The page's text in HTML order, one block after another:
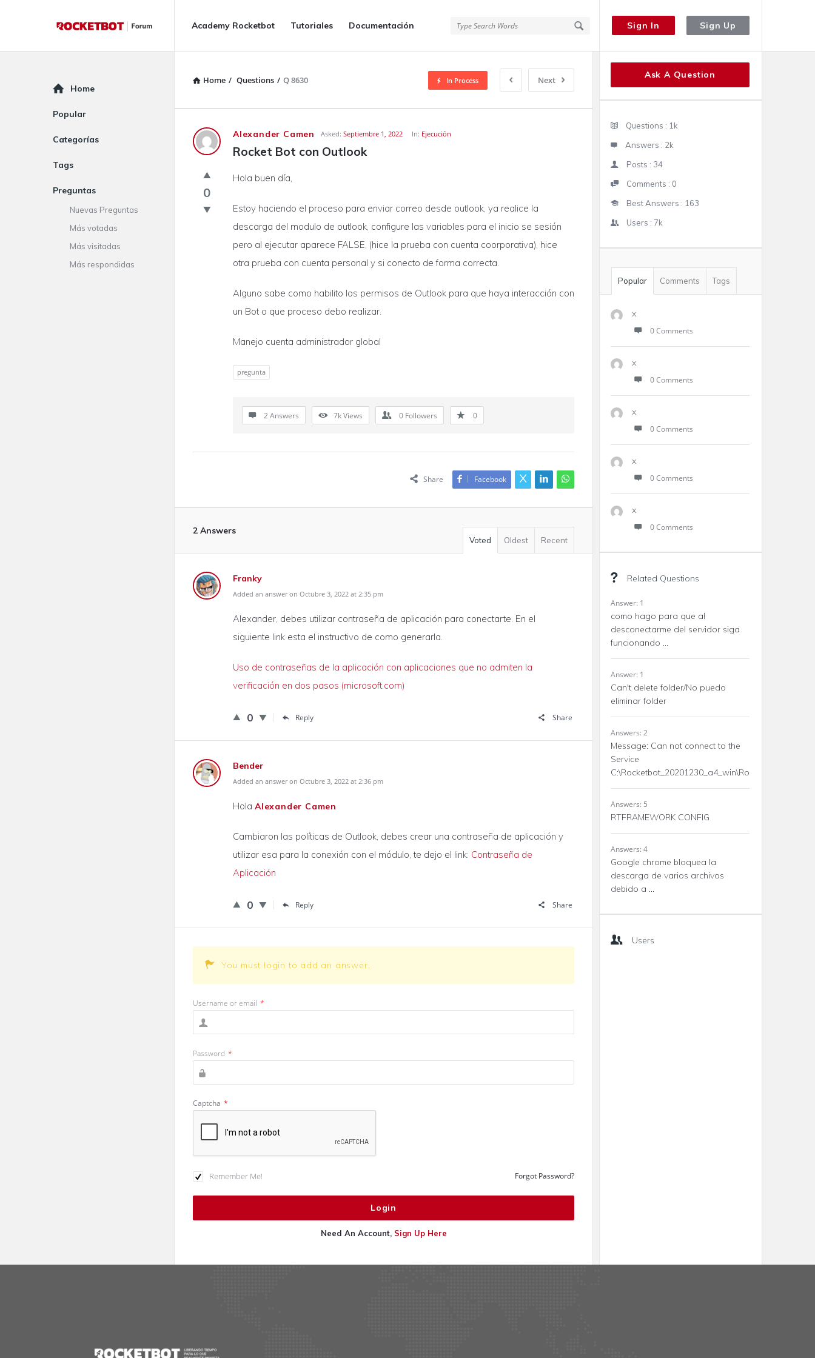
Sign In Sign Up
Forum
Forum
Navigation
Academy Rocketbot Tutoriales Documentación
Home / Questions / Q 8630 Next
In Process
Rocketbot
Forum
Latest
Questions
Alexander Camen Asked: Septiembre 1, 2022 In: Ejecución
Rocket Bot con Outlook
0
Hola buen día,
Estoy haciendo el proceso para enviar correo desde outlook, ya realice la
descarga del modulo de outlook, configure las variables para el inicio se sesión
pero al ejecutar aparece FALSE, (hice la prueba con cuenta coorporativa), hice
otra prueba con cuenta personal y si conecto de forma correcta.
Alguno sabe como habilito los permisos de Outlook para que haya interacción con
un Bot o que proceso debo realizar.
Manejo cuenta administrador global
pregunta
2 Answers 7kViews 0 Followers 0
Share Facebook
2 Answers
Voted Oldest Recent
Franky
Added an answer on Octubre 3, 2022 at 2:35 pm
Alexander, debes utilizar contraseña de aplicación para conectarte. En el
siguiente link esta el instructivo de como generarla.
Uso de contraseñas de la aplicación con aplicaciones que no admiten la
verificación en dos pasos (microsoft.com)
0 Reply Share
Bender
Added an answer on Octubre 3, 2022 at 2:36 pm
Hola Alexander Camen
Cambiaron las políticas de Outlook, debes crear una contraseña de aplicación y
utilizar esa para la conexión con el módulo, te dejo el link: Contraseña de
Aplicación
0 Reply Share
You must login to add an answer.
Username or email *
Password *
Captcha *
Remember Me! Forgot Password?
Need An Account, Sign Up Here
Sidebar
Ask A Question
Stats
Questions : 1k
Answers : 2k
Posts : 34
Comments : 0
Best Answers : 163
Users : 7k
Popular Comments Tags
x
0 Comments
x
0 Comments
x
0 Comments
x
0 Comments
x
0 Comments
Related Questions
Answer: 1
como hago para que al
desconectarme del servidor siga
funcionando ...
Answer: 1
Can't delete folder/No puedo
eliminar folder
Answers: 2
Message: Can not connect to the
Service
Answers: 5
RTFRAMEWORK CONFIG
Answers: 4
Google chrome bloquea la
descarga de varios archivos
debido a ...
Users
Explore
Home
Popular
Categorías
Tags
Preguntas
Nuevas Preguntas
Más votadas
Más visitadas
Más respondidas